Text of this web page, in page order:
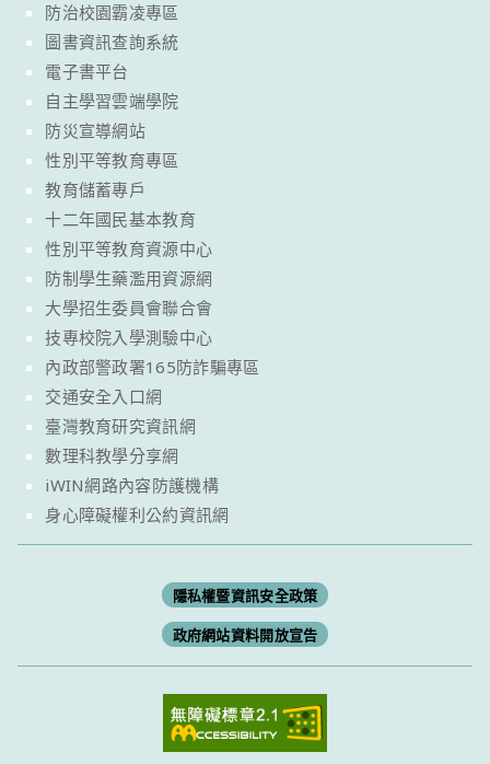
防治校園霸凌專區
圖書資訊查詢系統
電子書平台
自主學習雲端學院
防災宣導網站
性別平等教育專區
教育儲蓄專戶
十二年國民基本教育
性別平等教育資源中心
防制學生藥濫用資源網
大學招生委員會聯合會
技專校院入學測驗中心
內政部警政署165防詐騙專區
交通安全入口網
臺灣教育研究資訊網
數理科教學分享網
iWIN網路內容防護機構
身心障礙權利公約資訊網
隱私權暨資訊安全政策
政府網站資料開放宣告